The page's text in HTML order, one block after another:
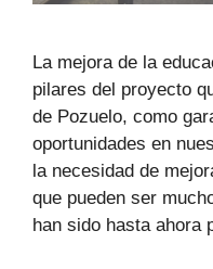
La mejora de la
pilares del proyecto
de Pozuelo, como
oportunidades en
la necesidad de
que pueden ser
han sido hasta ahora